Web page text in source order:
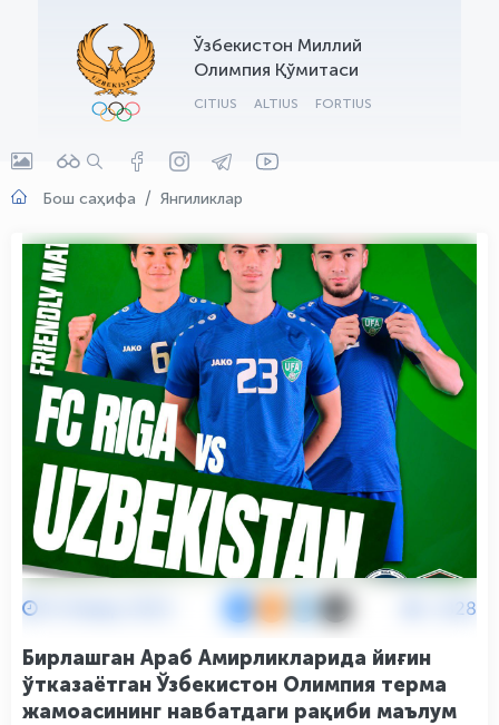
Ўзбекистон Миллий
Олимпия Қўмитаси
CITIUS ALTIUS FORTIUS
Бош саҳифа Янгиликлар
2328
Бирлашган Араб Амирликларида йиғин
ўтказаётган Ўзбекистон Олимпия терма
жамоасининг навбатдаги рақиби маълум
OLYMPCHIK AI - yordamchi
Онлайн · olympic.uz